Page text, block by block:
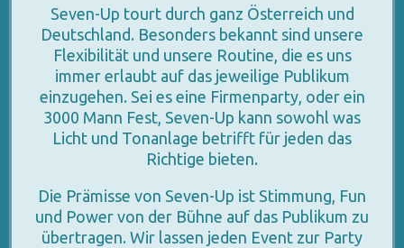
Seven-Up tourt durch ganz Österreich und
Deutschland. Besonders bekannt sind unsere
Flexibilität und unsere Routine, die es uns
immer erlaubt auf das jeweilige Publikum
einzugehen. Sei es eine Firmenparty, oder ein
3000 Mann Fest, Seven-Up kann sowohl was
Licht und Tonanlage betrifft für jeden das
Richtige bieten.
Die Prämisse von Seven-Up ist Stimmung, Fun
und Power von der Bühne auf das Publikum zu
übertragen. Wir lassen jeden Event zur Party